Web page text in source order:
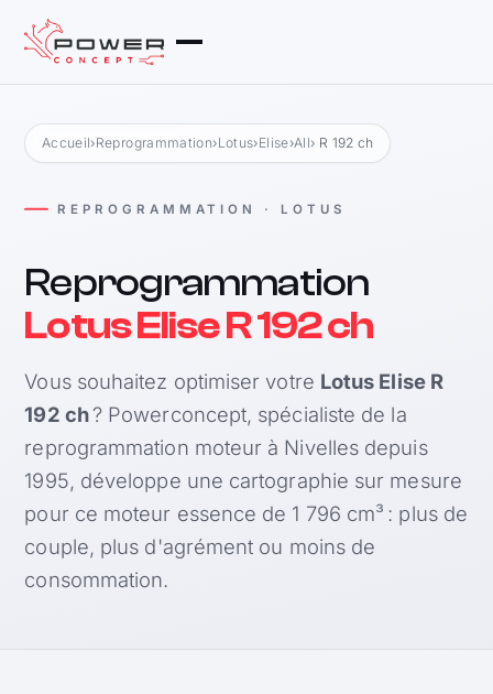
Accueil›Reprogrammation›Lotus›Elise›All› R 192 ch
REPROGRAMMATION · LOTUS
Reprogrammation
Lotus Elise R 192 ch
Vous souhaitez optimiser votre Lotus Elise R
192 ch? Powerconcept, spécialiste de la
reprogrammation moteur à Nivelles depuis
1995, développe une cartographie sur mesure
pour ce moteur essence de 1 796 cm³ : plus de
couple, plus d'agrément ou moins de
consommation.